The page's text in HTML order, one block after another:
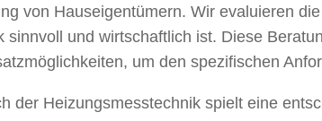
von Hauseigentümern. Wir evaluieren
und wirtschaftlich ist. Diese
um den spezifischen
der Heizungsmesstechnik spielt eine